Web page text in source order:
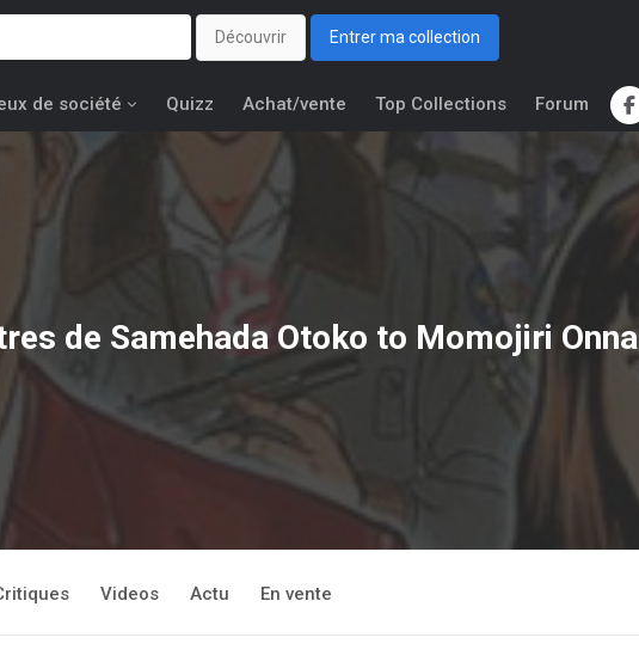
Découvrir Entrer ma collection
de société Quizz Achat/vente Top Collections Forum
de Samehada Otoko to Momojiri Onna
Videos Actu En vente